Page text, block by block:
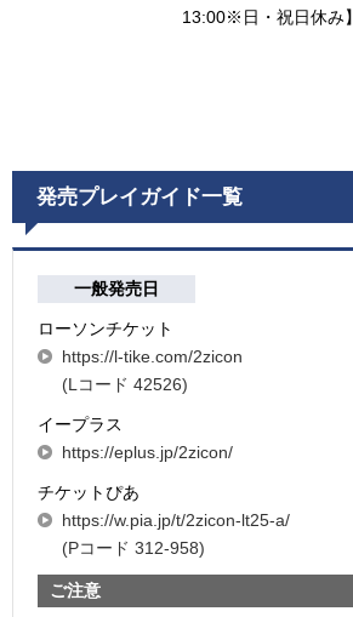
13:00※日・祝日休み】
発売プレイガイド一覧
一般発売日
ローソンチケット
https://l-tike.com/2zicon
(Lコード 42526)
イープラス
https://eplus.jp/2zicon/
チケットぴあ
https://w.pia.jp/t/2zicon-lt25-a/
(Pコード 312-958)
ご注意